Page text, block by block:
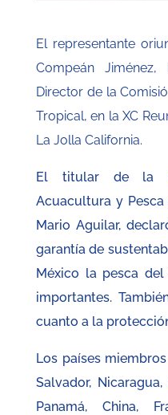
El representante
Compeán
Director de la
Tropical, en la XC
La Jolla California.
El titular de la
Acuacultura y Pesca
Mario Aguilar,
garantía de
México la pesca
importantes.
cuanto a la
Los países
Salvador,
Panamá, China,